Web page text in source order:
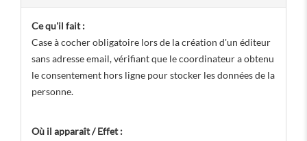
Ce qu'il fait :
Case à cocher obligatoire lors de la création d'un éditeur
sans adresse email, vérifiant que le coordinateur a obtenu
le consentement hors ligne pour stocker les données de la
personne.
Où il apparaît / Effet :